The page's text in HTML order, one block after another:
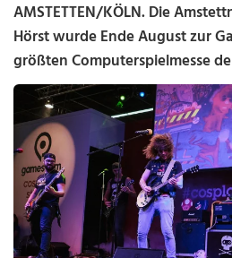
AMSTETTEN/KÖLN. Die
Hörst wurde Ende August zur
größten Computerspielmesse